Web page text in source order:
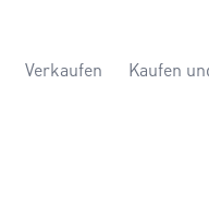
Verkaufen Kaufen